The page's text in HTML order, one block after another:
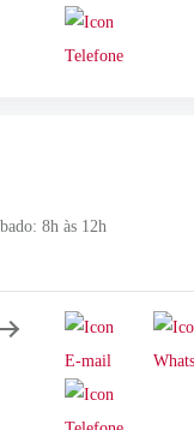
8h às 12h